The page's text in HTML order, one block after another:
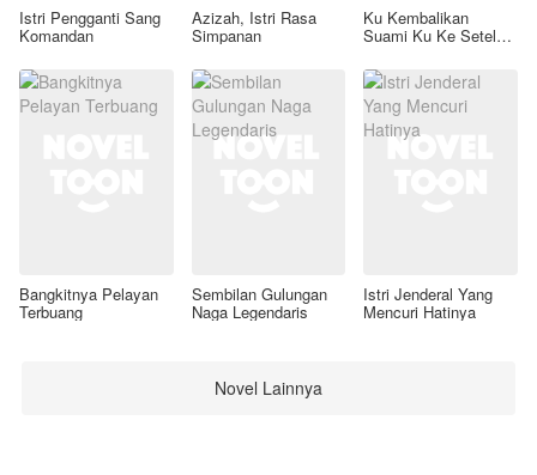
Istri Pengganti Sang
Komandan
Azizah, Istri Rasa
Simpanan
Ku Kembalikan
Suami Ku Ke Setelan
Bangkitnya Pelayan
Terbuang
Sembilan Gulungan
Naga Legendaris
Istri Jenderal Yang
Mencuri Hatinya
Novel Lainnya